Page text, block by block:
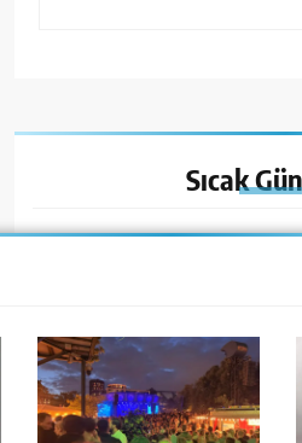
Sıcak
Tivoli’de Flo Rida Rüzgârı: Her
Sahne Önünde Buluştu
İngiltere: Tarihin İzinde, Kültürün